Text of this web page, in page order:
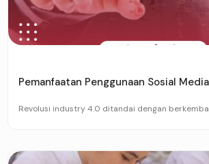
Pemanfaatan Penggunaan Sosial
Revolusi industry 4.0 ditandai dengan